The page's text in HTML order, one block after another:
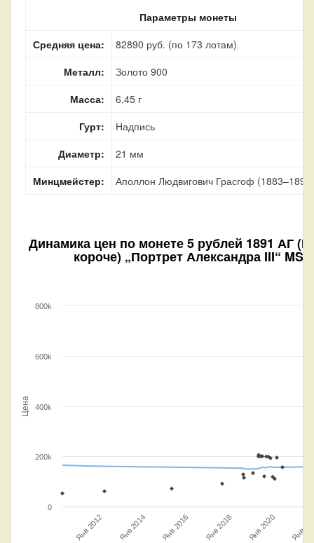
Параметры монеты
Средняя цена:
82890 руб. (по 173 лотам)
Металл:
Золото 900
Масса:
6,45 г
Гурт:
Надпись
Диаметр:
21 мм
Минцмейстер:
Аполлон Людвигович Грасгоф (1883–1899)
Динамика цен по монете5 рублей 1891 АГ
короче) „Портрет Александра III“ MS
Цена
Янв 2012 Янв 2014 Янв 2016 Янв 2018 Янв 2020 Янв
0
200k
400k
600k
800k